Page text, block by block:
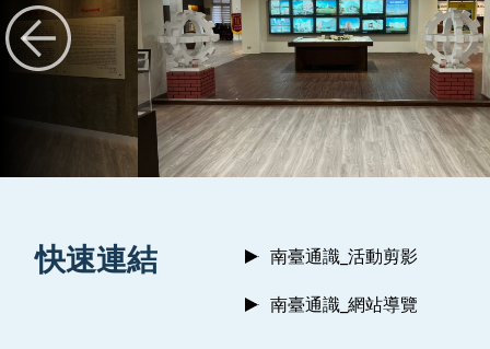
快速連結
南臺通識_活動剪影
南臺通識_網站導覽